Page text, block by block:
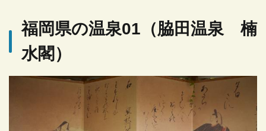
福岡県の温泉01（脇田温泉 楠
水閣）